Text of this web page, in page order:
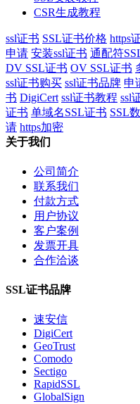
CSR生成教程
ssl证书 SSL证书价格 https
申请 安装ssl证书 通配符
DV SSL证书 OV SSL证书
ssl证书购买 ssl证书品牌 申
书 DigiCert ssl证书教程 ssl
证书 单域名SSL证书 SSL
请 https加密
关于我们
公司简介
联系我们
付款方式
用户协议
客户案例
发票开具
合作洽谈
SSL证书品牌
速安信
DigiCert
GeoTrust
Comodo
Sectigo
RapidSSL
GlobalSign